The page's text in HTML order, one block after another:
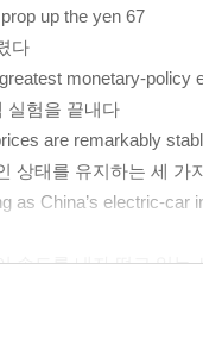
up the yen 67
다
monetary-policy
실험을 끝내다
are remarkably
상태를 유지하는 세 가
as China’s electric-car
속도를 내자 떨고 있는